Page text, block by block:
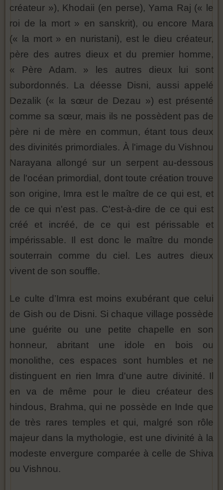
créateur »), Khodaii (en perse), Yama Raj (« le
roi de la mort » en sanskrit), ou encore Mara
(« la mort » en nuristani), est le dieu créateur,
père des autres dieux et du premier homme,
« Père Adam. » les autres dieux lui sont
subordonnés. La déesse Disni, aussi appelé
Dezalik (« la sœur de Dezau ») est présenté
comme sa sœur, mais ils ne possèdent pas de
père ni de mère en commun, étant tous deux
des divinités primordiales. À l'image du Vishnou
Narayana allongé sur un serpent au-dessous
de l'océan primordial, dont toute création trouve
son origine, Imra est le maître de ce qui est, et
de ce qui n'est pas. C'est-à-dire de ce qui est
créé et incréé, de ce qui est périssable et
impérissable. Il est donc le maître du monde
souterrain comme du ciel. Les autres dieux
vivent de son souffle.
Le culte d’Imra est moins exubérant que celui
de Gish ou de Disni. Si chaque village possède
une guérite ou une petite chapelle en son
honneur, abritant une idole en bois ou
monolithe, ces espaces sont humbles et ne
distinguent en rien Imra d'une autre divinité. Il
en va de même pour le dieu créateur des
hindous, Brahma, qui ne possède en Inde que
de très rares temples et qui, malgré son rôle
majeur dans la mythologie, est une divinité à la
modeste envergure comparée à celle de Shiva
ou Vishnou.